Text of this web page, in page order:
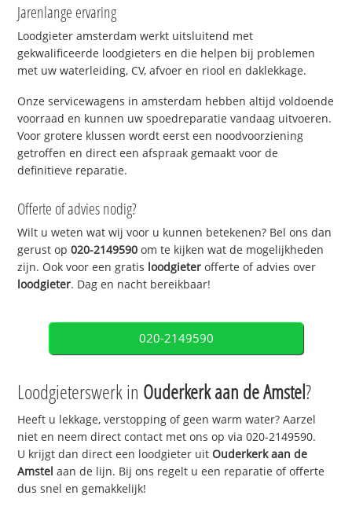
Jarenlange ervaring
Loodgieter amsterdam werkt uitsluitend met
gekwalificeerde loodgieters en die helpen bij problemen
met uw waterleiding, CV, afvoer en riool en daklekkage.
Onze servicewagens in amsterdam hebben altijd voldoende
voorraad en kunnen uw spoedreparatie vandaag uitvoeren.
Voor grotere klussen wordt eerst een noodvoorziening
getroffen en direct een afspraak gemaakt voor de
definitieve reparatie.
Offerte of advies nodig?
Wilt u weten wat wij voor u kunnen betekenen? Bel ons dan
gerust op020-2149590 om te kijken wat de mogelijkheden
zijn. Ook voor een gratis loodgieter offerte of advies over
loodgieter. Dag en nacht bereikbaar!
020-2149590
Loodgieterswerk in Ouderkerk aan de Amstel?
Heeft u lekkage, verstopping of geen warm water? Aarzel
niet en neem direct contact met ons op via 020-2149590.
U krijgt dan direct een loodgieter uitOuderkerk aan de
Amstel aan de lijn. Bij ons regelt u een reparatie of offerte
dus snel en gemakkelijk!